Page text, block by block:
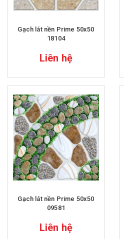
Gạch lát nền Prime 50x50
18104
Liên hệ
Gạch lát nền Prime 50x50
09581
Liên hệ